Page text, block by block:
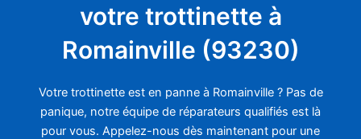
votre trottinette à
Romainville (93230)
Votre trottinette est en panne à Romainville ? Pas de
panique, notre équipe de réparateurs qualifiés est là
pour vous. Appelez-nous dès maintenant pour une